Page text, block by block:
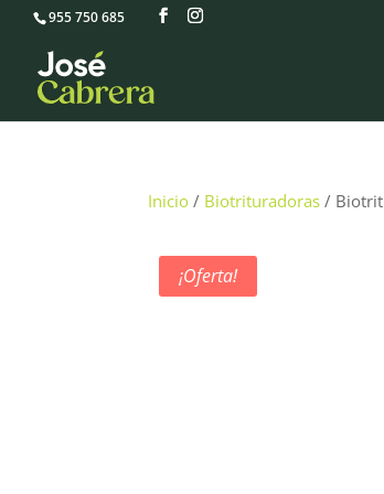
955 750 685
Inicio / Biotrituradoras /
¡Oferta!